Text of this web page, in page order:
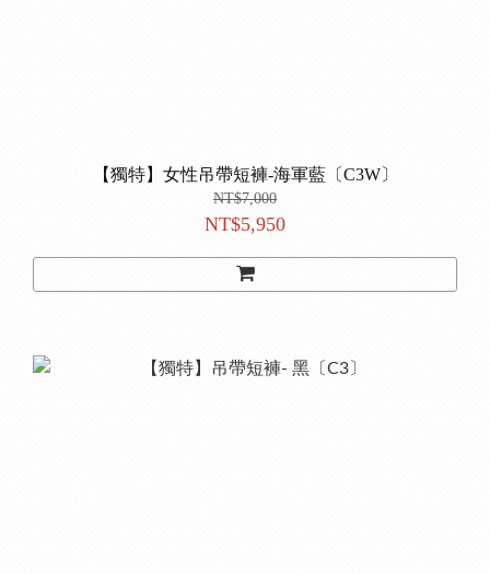
【獨特】女性吊帶短褲-海軍藍〔C3W〕
NT$7,000
NT$5,950